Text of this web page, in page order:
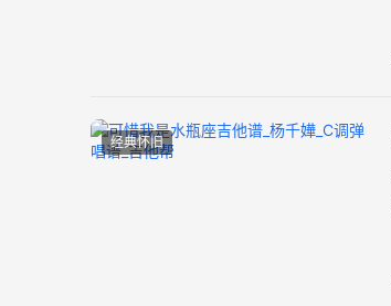
经典怀旧